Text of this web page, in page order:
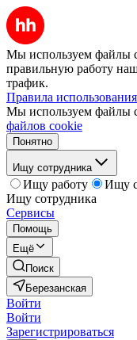
Мы используем файлы
правильную работу
трафик.
Правила
Мы используем файлы
файлов cookie
Понятно
Ищу сотрудника
Ищу работу
Ищу
Ищу сотрудника
Сервисы
Помощь
Ещё
Поиск
Березанская
Войти
Войти
Зарегистрироваться